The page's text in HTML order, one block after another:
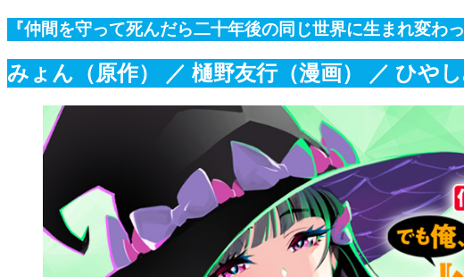
『仲間を守って死んだら二十年後の同じ世界に生まれ変
みょん（原作） ／ 樋野友行（漫画） ／ ひや